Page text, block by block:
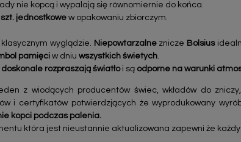
nie kopcą i wypalają się równomiernie do końca.
jednostkowe w opakowaniu zbiorczym.
wyglądzie. Niepowtarzalneznicze Bolsius
pamięci w dniu wszystkich świetych.
doskonale rozpraszają światłoi są odporne na warunki
z wiodących producentów świec, wkładów do
i certyfikatów potwierdzjących że wyprodukowany
kopci podczas palenia.
która jest nieustannie aktualizowana zapewni że